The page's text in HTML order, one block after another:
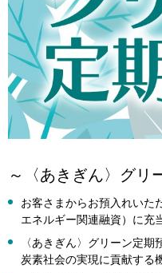
～〈あきぎん〉グリ
お客さまからお預入れいた
エネルギー関連融資）に充
〈あきぎん〉グリーン定
炭素社会の実現に貢献する